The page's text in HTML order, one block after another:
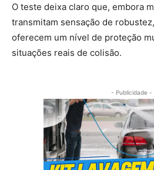
O teste deixa claro que, embora
transmitam sensação de
oferecem um nível de proteção
situações reais de colisão.
- Publicidade -